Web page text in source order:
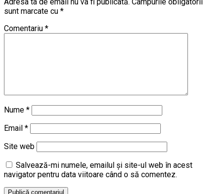
sunt marcate cu *
Comentariu *
Nume *
Email *
Site web
Salvează-mi numele, emailul și site-ul web în acest
navigator pentru data viitoare când o să comentez.